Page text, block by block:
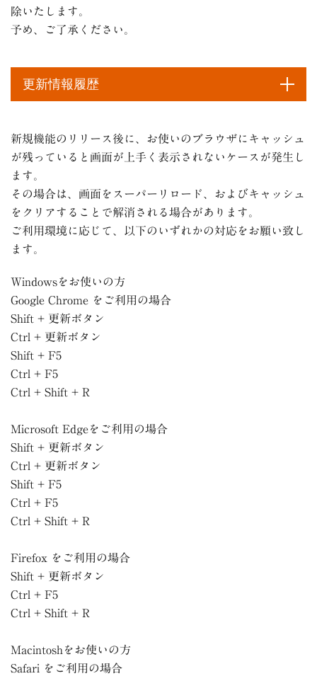
除いたします。
予め、ご了承ください。
更新情報履歴
新規機能のリリース後に、お使いのブラウザにキャッシュ
が残っていると画面が上手く表示されないケースが発生し
ます。
その場合は、画面をスーパーリロード、およびキャッシュ
をクリアすることで解消される場合があります。
ご利用環境に応じて、以下のいずれかの対応をお願い致し
ます。
Windowsをお使いの方
Google Chrome をご利用の場合
Shift + 更新ボタン
Ctrl + 更新ボタン
Shift + F5
Ctrl + F5
Ctrl + Shift + R
Microsoft Edgeをご利用の場合
Shift + 更新ボタン
Ctrl + 更新ボタン
Shift + F5
Ctrl + F5
Ctrl + Shift + R
Firefox をご利用の場合
Shift + 更新ボタン
Ctrl + F5
Ctrl + Shift + R
Macintoshをお使いの方
Safari をご利用の場合